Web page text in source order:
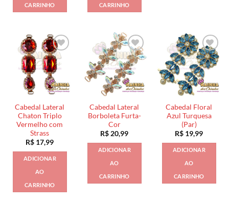
CARRINHO
CARRINHO
Cabedal Lateral
Chaton Triplo
Vermelho com
Strass
R$ 17,99
ADICIONAR
AO
CARRINHO
Cabedal Lateral
Borboleta Furta-
Cor
R$ 20,99
ADICIONAR
AO
CARRINHO
Cabedal Floral
Azul Turquesa
(Par)
R$ 19,99
ADICIONAR
AO
CARRINHO